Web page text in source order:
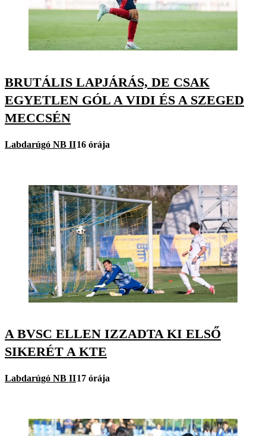
BRUTÁLIS LAPJÁRÁS, DE CSAK
EGYETLEN GÓL A VIDI ÉS A SZEGED
MECCSÉN
Labdarúgó NB II16 órája
A BVSC ELLEN IZZADTA KI ELSŐ
SIKERÉT A KTE
Labdarúgó NB II17 órája